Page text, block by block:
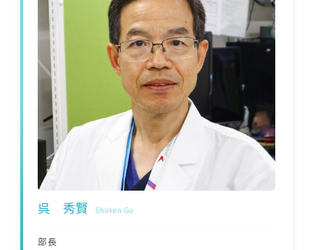
呉 秀賢 Shuken Go
部長